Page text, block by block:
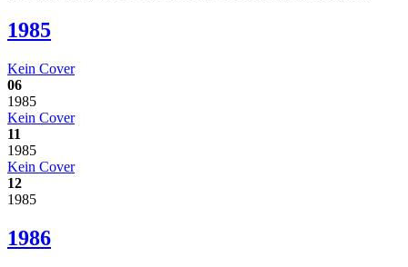
1985
Kein Cover
06
1985
Kein Cover
11
1985
Kein Cover
12
1985
1986